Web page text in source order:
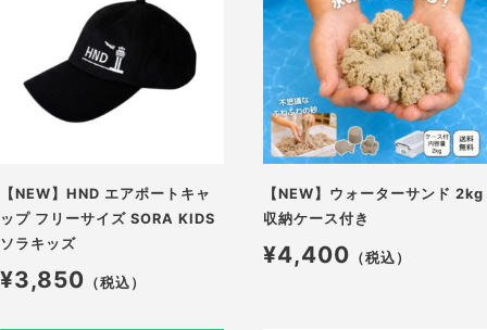
【NEW】HND エアポートキャ
ップ フリーサイズ SORA KIDS
ソラキッズ
¥3,850 （税込）
【NEW】ウォーターサンド 2kg
収納ケース付き
¥4,400 （税込）